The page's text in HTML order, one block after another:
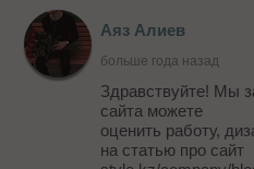
Аяз Алиев
больше года назад
Здравствуйте! Мы
сайта можете
оценить работу,
на статью про сайт